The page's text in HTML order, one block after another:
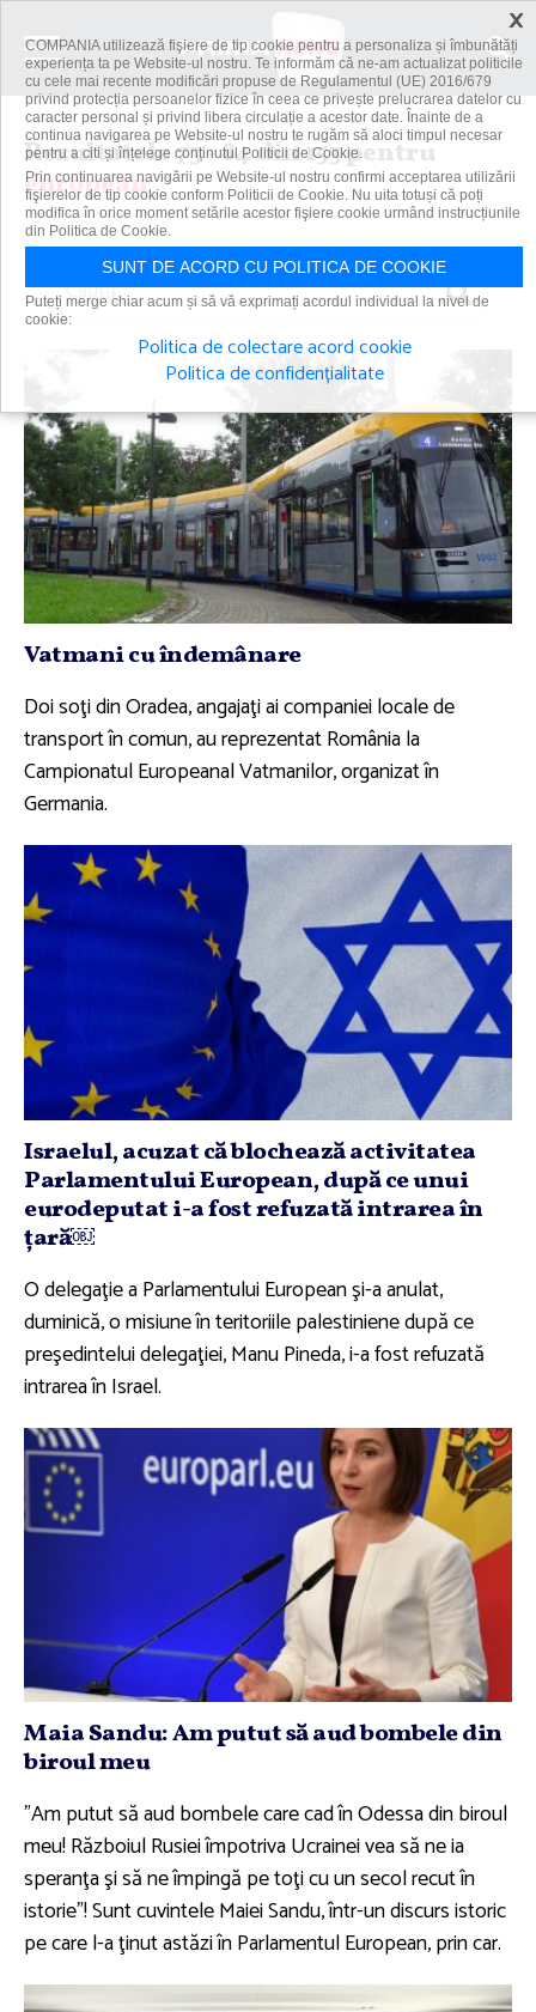
Rezultatele 73 - 84 din 153 pentru
european
Caută
Vatmani cu îndemânare
Doi soţi din Oradea, angajaţi ai companiei locale de
transport în comun, au reprezentat România la
Campionatul Europeanal Vatmanilor, organizat în
Germania.
Israelul, acuzat că blochează activitatea
Parlamentului European, după ce unui
eurodeputat i-a fost refuzată intrarea în
ţară￼
O delegaţie a Parlamentului European şi-a anulat,
duminică, o misiune în teritoriile palestiniene după ce
preşedintelui delegaţiei, Manu Pineda, i-a fost refuzată
intrarea în Israel.
Maia Sandu: Am putut să aud bombele din
biroul meu
"Am putut să aud bombele care cad în Odessa din biroul
meu! Războiul Rusiei împotriva Ucrainei vea să ne ia
speranţa şi să ne împingă pe toţi cu un secol recut în
istorie"! Sunt cuvintele Maiei Sandu, într-un discurs istoric
pe care l-a ţinut astăzi în Parlamentul European, prin car.
×
COMPANIA utilizează fişiere de tip cookie pentru a personaliza și îmbunătăți
experiența ta pe Website-ul nostru. Te informăm că ne-am actualizat politicile
cu cele mai recente modificări propuse de Regulamentul (UE) 2016/679
privind protecția persoanelor fizice în ceea ce privește prelucrarea datelor cu
caracter personal și privind libera circulație a acestor date. Înainte de a
continua navigarea pe Website-ul nostru te rugăm să aloci timpul necesar
pentru a citi și înțelege conținutul Politicii de Cookie.
Prin continuarea navigării pe Website-ul nostru confirmi acceptarea utilizării
fişierelor de tip cookie conform Politicii de Cookie. Nu uita totuși că poți
modifica în orice moment setările acestor fişiere cookie urmând instrucțiunile
din Politica de Cookie.
SUNT DE ACORD CU POLITICA DE COOKIE
Puteți merge chiar acum și să vă exprimați acordul individual la nivel de
cookie:
Politica de colectare acord cookie
Politica de confidențialitate